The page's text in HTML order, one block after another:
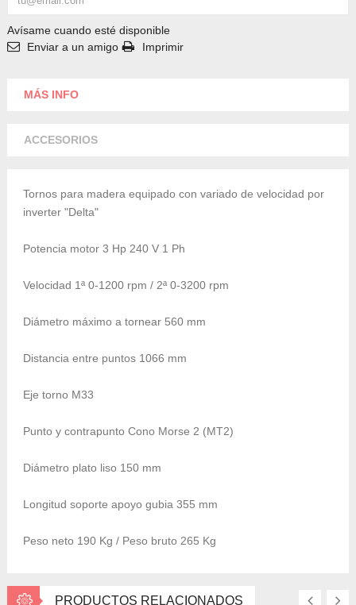
Avísame cuando esté disponible
Enviar a un amigo
Imprimir
MÁS INFO
ACCESORIOS
Tornos para madera equipado con variado de velocidad por
inverter "Delta"
Potencia motor 3 Hp 240 V 1 Ph
Velocidad 1ª 0-1200 rpm / 2ª 0-3200 rpm
Diámetro máximo a tornear 560 mm
Distancia entre puntos 1066 mm
Eje torno M33
Punto y contrapunto Cono Morse 2 (MT2)
Diámetro plato liso 150 mm
Longitud soporte apoyo gubia 355 mm
Peso neto 190 Kg / Peso bruto 265 Kg
PRODUCTOS RELACIONADOS